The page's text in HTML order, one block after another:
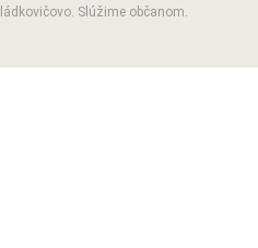
Slúžime občanom.